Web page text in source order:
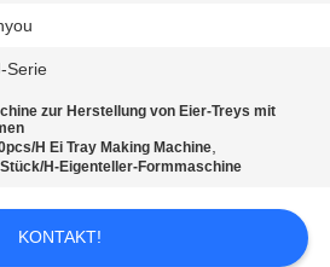
Serie
zur Herstellung von Eier-Treys mit
H Ei Tray Making Machine,
H-Eigenteller-Formmaschine
KONTAKT!